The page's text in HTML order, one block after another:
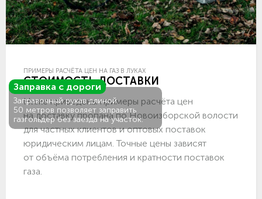
Заправка с дороги
Заправочный рукав длиной
50 метров позволяет заправить
газгольдер без заезда на участок.
ПРИМЕРЫ РАСЧЁТА ЦЕН НА ГАЗ В ЛУКАХ
СТОИМОСТЬ ДОСТАВКИ
Ниже приведены примеры расчёта цен
на доставку пропана по Новоизборской волости
для частных клиентов и оптовых поставок
юридическим лицам. Точные цены зависят
от объёма потребления и кратности поставок
газа.